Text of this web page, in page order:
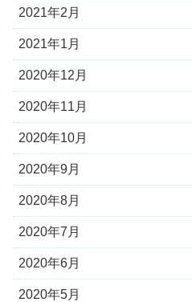
2021年2月
2021年1月
2020年12月
2020年11月
2020年10月
2020年9月
2020年8月
2020年7月
2020年6月
2020年5月